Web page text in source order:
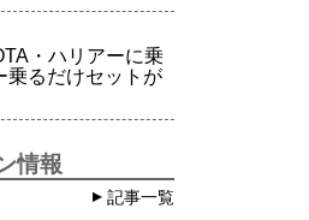
・ハリアーに乗
乗るだけセットが
情報
記事一覧